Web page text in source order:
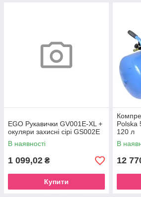
EGO Рукавички GV001E-XL +
окуляри захисні сірі GS002E
В наявності
1 099,02 ₴
Купити
Polska
120 л
В
12